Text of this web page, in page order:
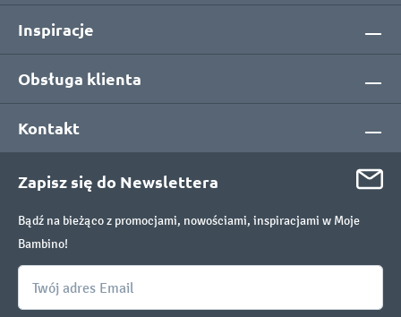
Inspiracje
Obsługa klienta
Kontakt
Zapisz się do Newslettera
Bądź na bieżąco z promocjami, nowościami, inspiracjami w Moje
Bambino!